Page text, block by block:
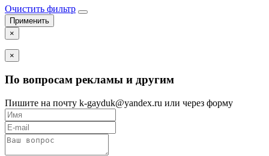
Очистить фильтр
×
×
По вопросам рекламы и другим
Пишите на почту k-gayduk@yandex.ru или через форму